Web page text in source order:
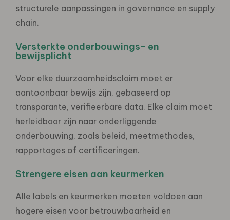
structurele aanpassingen in governance en supply
chain.
Versterkte onderbouwings- en
bewijsplicht
Voor elke duurzaamheidsclaim moet er
aantoonbaar bewijs zijn, gebaseerd op
transparante, verifieerbare data. Elke claim moet
herleidbaar zijn naar onderliggende
onderbouwing, zoals beleid, meetmethodes,
rapportages of certificeringen.
Strengere eisen aan keurmerken
Alle labels en keurmerken moeten voldoen aan
hogere eisen voor betrouwbaarheid en